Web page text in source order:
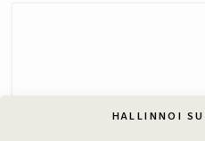
HALLINNOI